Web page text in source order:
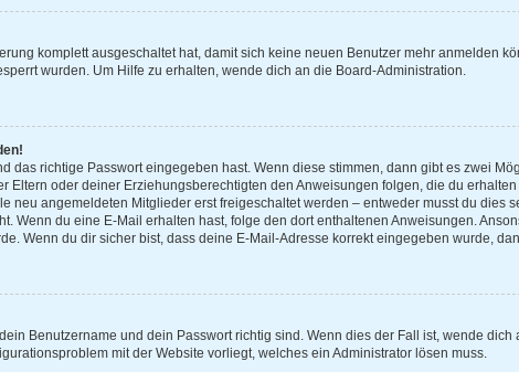
komplett ausgeschaltet hat, damit sich keine neuen Benutzer mehr anmelden
wurden. Um Hilfe zu erhalten, wende dich an die Board-Administration.
das richtige Passwort eingegeben hast. Wenn diese stimmen, dann gibt es zwei
Eltern oder deiner Erziehungsberechtigten den Anweisungen folgen, die du
neu angemeldeten Mitglieder erst freigeschaltet werden – entweder musst du dies
Wenn du eine E-Mail erhalten hast, folge den dort enthaltenen Anweisungen.
Wenn du dir sicher bist, dass deine E-Mail-Adresse korrekt eingegeben wurde,
Benutzername und dein Passwort richtig sind. Wenn dies der Fall ist, wende
mit der Website vorliegt, welches ein Administrator lösen muss.